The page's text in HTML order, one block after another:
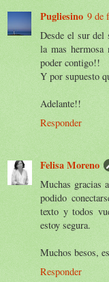
Pugliesino 9 de
Desde el sur del
la mas hermosa
poder contigo!!
Y por supuesto
Adelante!!
Responder
Felisa Moreno
Muchas gracias
podido
texto y todos
estoy segura.
Muchos besos,
Responder